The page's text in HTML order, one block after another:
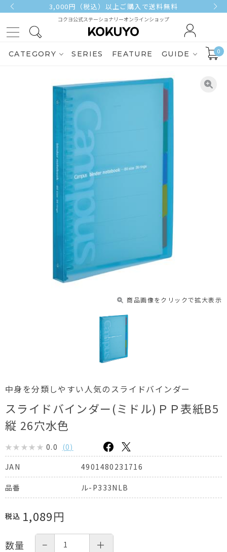
3,000円（税込）以上ご購入で送料無料
コクヨ公式ステーショナリーオンラインショップ
CATEGORY SERIES FEATURE GUIDE 0
商品画像をクリックで拡大表示
中身を分類しやすい人気のスライドバインダー
スライドバインダー(ミドル)ＰＰ表紙B5
縦 26穴水色
0.0 (0)
JAN
4901480231716
品番 ル-P333NLB
税込 1,089円
数量 − ＋